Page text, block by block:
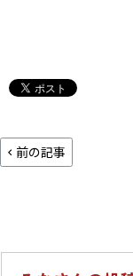
前の記事